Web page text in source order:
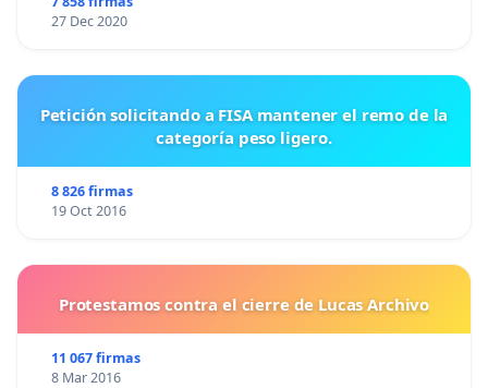
27 Dec 2020
Petición solicitando a FISA mantener el remo de la
categoría peso ligero.
8 826 firmas
19 Oct 2016
Protestamos contra el cierre de Lucas Archivo
11 067 firmas
8 Mar 2016